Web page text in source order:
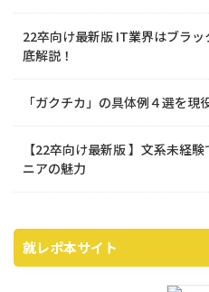
22卒向け最新版 IT業界はブラ
底解説！
「ガクチカ」の具体例４選を現
【22卒向け最新版 】文系未経
ニアの魅力
就レポ本サイト